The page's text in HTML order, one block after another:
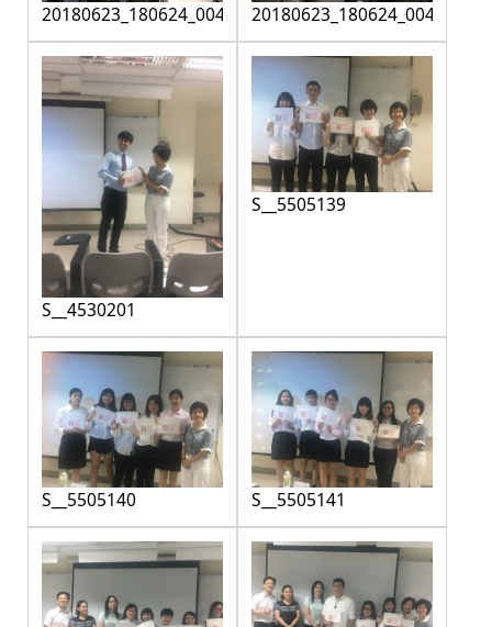
20180623_180624_0046 20180623_180624_0047
S__4530201
S__5505139
S__5505140 S__5505141